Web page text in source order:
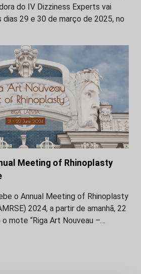
do IV Dizziness Experts vai
29 e 30 de março de 2025, no
Meeting of Rhinoplasty
o Annual Meeting of Rhinoplasty
2024, a partir de amanhã, 22
mote “Riga Art Nouveau –…